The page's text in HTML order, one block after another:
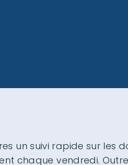
un suivi rapide sur les
chaque vendredi.